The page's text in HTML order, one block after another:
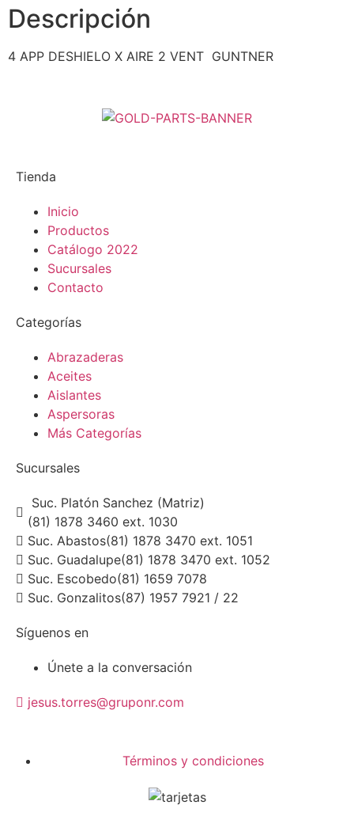
Descripción
4 APP DESHIELO X AIRE 2 VENT GUNTNER
Tienda
Inicio
Productos
Catálogo 2022
Sucursales
Contacto
Categorías
Abrazaderas
Aceites
Aislantes
Aspersoras
Más Categorías
Sucursales
Suc. Platón Sanchez (Matriz)
(81) 1878 3460 ext. 1030
Suc. Abastos(81) 1878 3470 ext. 1051
Suc. Guadalupe(81) 1878 3470 ext. 1052
Suc. Escobedo(81) 1659 7078
Suc. Gonzalitos(87) 1957 7921 / 22
Síguenos en
Únete a la conversación
jesus.torres@gruponr.com
Términos y condiciones